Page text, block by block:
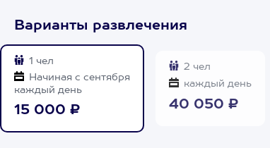
Варианты развлечения
1 чел
Начиная с сентября
каждый день
15 000 ₽
2 чел
каждый день
40 050 ₽